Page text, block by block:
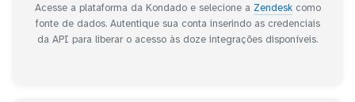
Acesse a plataforma da Kondado e selecione a Zendeskcomo
fonte de dados. Autentique sua conta inserindo as credenciais
da API para liberar o acesso às doze integrações disponíveis.